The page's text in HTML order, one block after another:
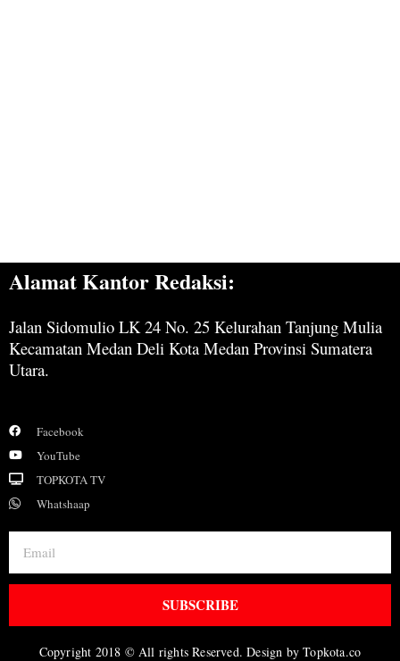
Alamat Kantor Redaksi:
Jalan Sidomulio LK 24 No. 25 Kelurahan Tanjung Mulia
Kecamatan Medan Deli Kota Medan Provinsi Sumatera
Utara.
Facebook
YouTube
TOPKOTA TV
Whatshaap
SUBSCRIBE
Copyright 2018 © All rights Reserved. Design by Topkota.co